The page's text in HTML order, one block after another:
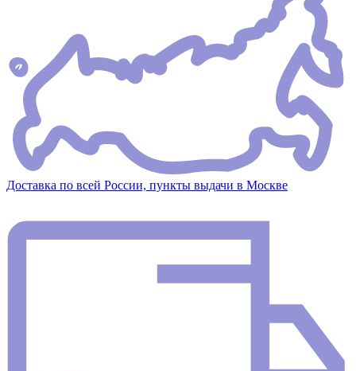
Доставка по всей России, пункты выдачи в Москве